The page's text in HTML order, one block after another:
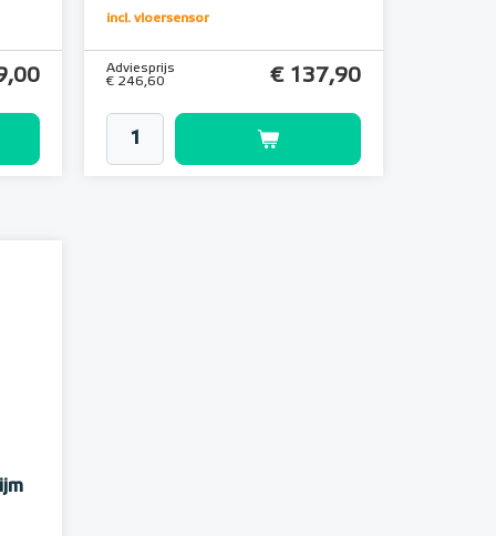
incl. vloersensor
Adviesprijs
€ 246,60
€ 137,90